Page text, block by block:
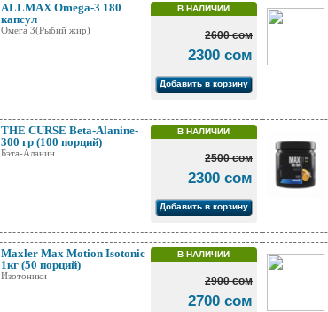
ALLMAX Omega-3 180
капсул
Омега 3(Рыбий жир)
В НАЛИЧИИ
2600 сом
2300 сом
Добавить в корзину
THE CURSE Beta-Alanine-
300 гр (100 порций)
Бэта-Аланин
В НАЛИЧИИ
2500 сом
2300 сом
Добавить в корзину
Maxler Max Motion Isotonic
1кг (50 порций)
Изотоники
В НАЛИЧИИ
2900 сом
2700 сом